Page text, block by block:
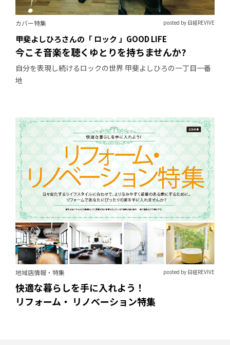
カバー特集 posted by 日経REVIVE
甲斐よしひろさんの「 ロック 」GOOD LIFE
今こそ音楽を聴くゆとりを持ちませんか?
自分を表現し続けるロックの世界 甲斐よしひろの一丁目一番
地
地域店情報・特集 posted by 日経REVIVE
快適な暮らしを手に入れよう！
リフォーム・ リノベーション特集